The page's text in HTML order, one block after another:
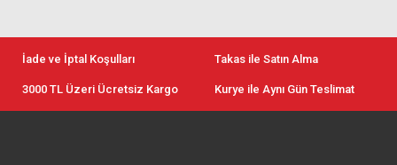
İade ve İptal Koşulları Takas ile Satın Alma
3000 TL Üzeri Ücretsiz Kargo Kurye ile Aynı Gün Teslimat